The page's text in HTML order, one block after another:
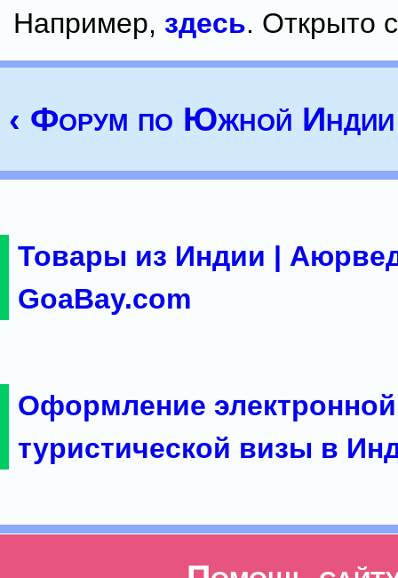
Например, здесь. Открыто
‹ Форум по Южной
Товары из Индии |
GoaBay.com
Оформление электронной
туристической визы в